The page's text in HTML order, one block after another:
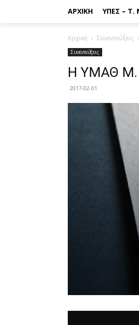
ΑΡΧΙΚΉ ΥΠΕΣ – Τ.
Αρχική Συνεντεύξεις
Συνεντεύξεις
Η ΥΜΑΘ Μ.
2017-02-01